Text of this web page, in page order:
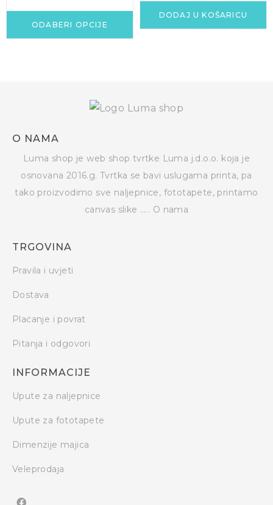
ODABERI OPCIJE
DODAJ U KOŠARICU
O NAMA
Luma shop je web shop tvrtke Luma j.d.o.o. koja je
osnovana 2016.g. Tvrtka se bavi uslugama printa, pa
tako proizvodimo sve naljepnice, fototapete, printamo
canvas slike ….. O nama
TRGOVINA
Pravila i uvjeti
Dostava
Plaćanje i povrat
Pitanja i odgovori
INFORMACIJE
Upute za naljepnice
Upute za fototapete
Dimenzije majica
Veleprodaja